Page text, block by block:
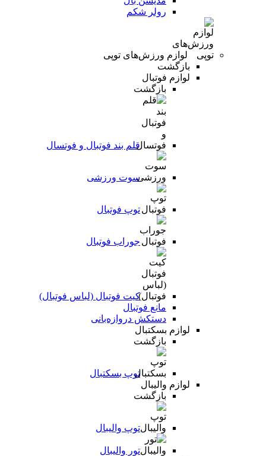
رولر شکم
لوازم ورزش‌های توپی
بازگشت
لوازم فوتبال
بازگشت
قلم بند فوتبال و فوتسال
سوت ورزشی
توپ فوتبال
جوراب فوتبال
کیت فوتبال (لباس فوتبال)
مانع فوتبال
دستکش دروازه‌بانی
لوازم بسکتبال
بازگشت
توپ بسکتبال
لوازم والیبال
بازگشت
توپ والیبال
تور والیبال